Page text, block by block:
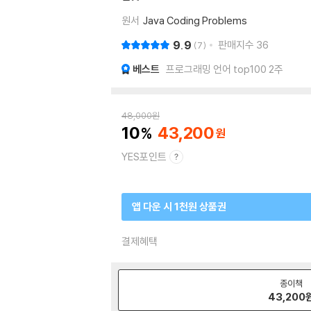
원서 Java Coding Problems
9.9 7 판매지수 36
베스트 프로그래밍 언어 top100 2주
48,000원
10 43,200
YES포인트
앱 다운 시 1천원 상품권
결제혜택
종이책
43,200